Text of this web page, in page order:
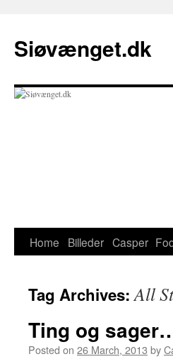
content
Siøvænget.dk
Home Billeder Casper
Tag Archives:All
Ting og
Posted on 26 March, 2013 by